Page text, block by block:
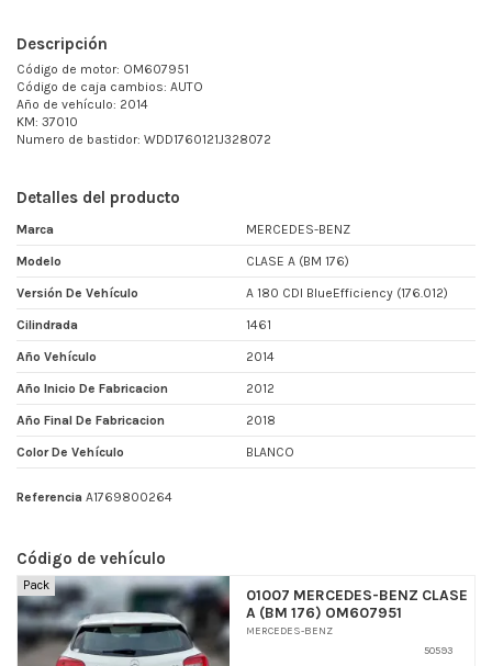
Descripción
Código de motor: OM607951
Código de caja cambios: AUTO
Año de vehículo: 2014
KM: 37010
Numero de bastidor: WDD1760121J328072
Detalles del producto
Marca MERCEDES-BENZ
Modelo CLASE A (BM 176)
Versión De Vehículo A 180 CDI BlueEfficiency (176.012)
Cilindrada 1461
Año Vehículo 2014
Año Inicio De Fabricacion 2012
Año Final De Fabricacion 2018
Color De Vehículo BLANCO
Referencia A1769800264
Código de vehículo
Pack
01007 MERCEDES-BENZ CLASE
A (BM 176) OM607951
MERCEDES-BENZ
50593